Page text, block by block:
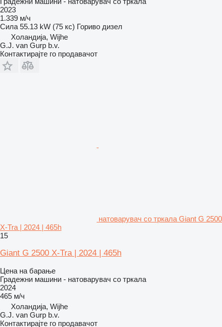
2023
1.339 м/ч
Сила 55.13 kW (75 кс) Гориво дизел
Холандија, Wijhe
G.J. van Gurp b.v.
Контактирајте го продавачот
натоварувач со тркала Giant G 2500
X-Tra | 2024 | 465h
15
Giant G 2500 X-Tra | 2024 | 465h
Цена на барање
Градежни машини - натоварувач со тркала
2024
465 м/ч
Холандија, Wijhe
G.J. van Gurp b.v.
Контактирајте го продавачот